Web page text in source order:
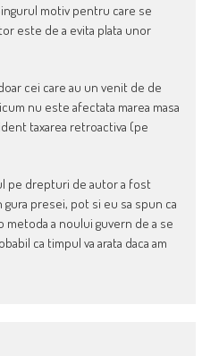
motiv pentru care se
este de a evita plata unor
cei care au un venit de de
nu este afectata marea masa
taxarea retroactiva (pe
pe drepturi de autor a fost
presei, pot si eu sa spun ca
metoda a noului guvern de a se
ca timpul va arata daca am